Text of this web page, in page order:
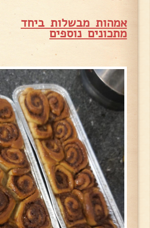
אמהות מבשלות ביחד
מתכונים נוספים